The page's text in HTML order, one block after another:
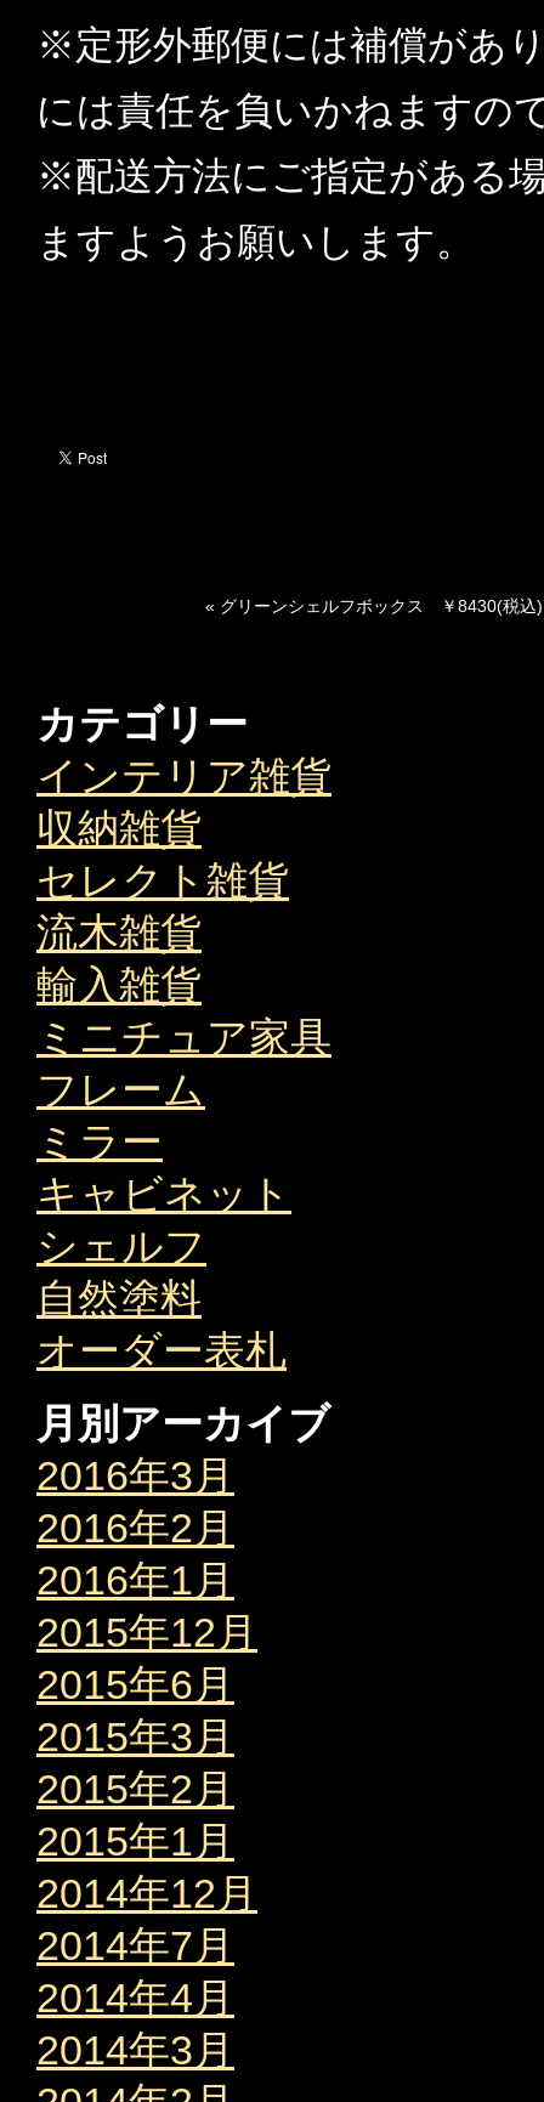
※定形外郵便には補償があ
には責任を負いかねますの
※配送方法にご指定がある
ますようお願いします。
« グリーンシェルフボックス ￥8430(税込)
カテゴリー
インテリア雑貨
収納雑貨
セレクト雑貨
流木雑貨
輸入雑貨
ミニチュア家具
フレーム
ミラー
キャビネット
シェルフ
自然塗料
オーダー表札
月別アーカイブ
2016年3月
2016年2月
2016年1月
2015年12月
2015年6月
2015年3月
2015年2月
2015年1月
2014年12月
2014年7月
2014年4月
2014年3月